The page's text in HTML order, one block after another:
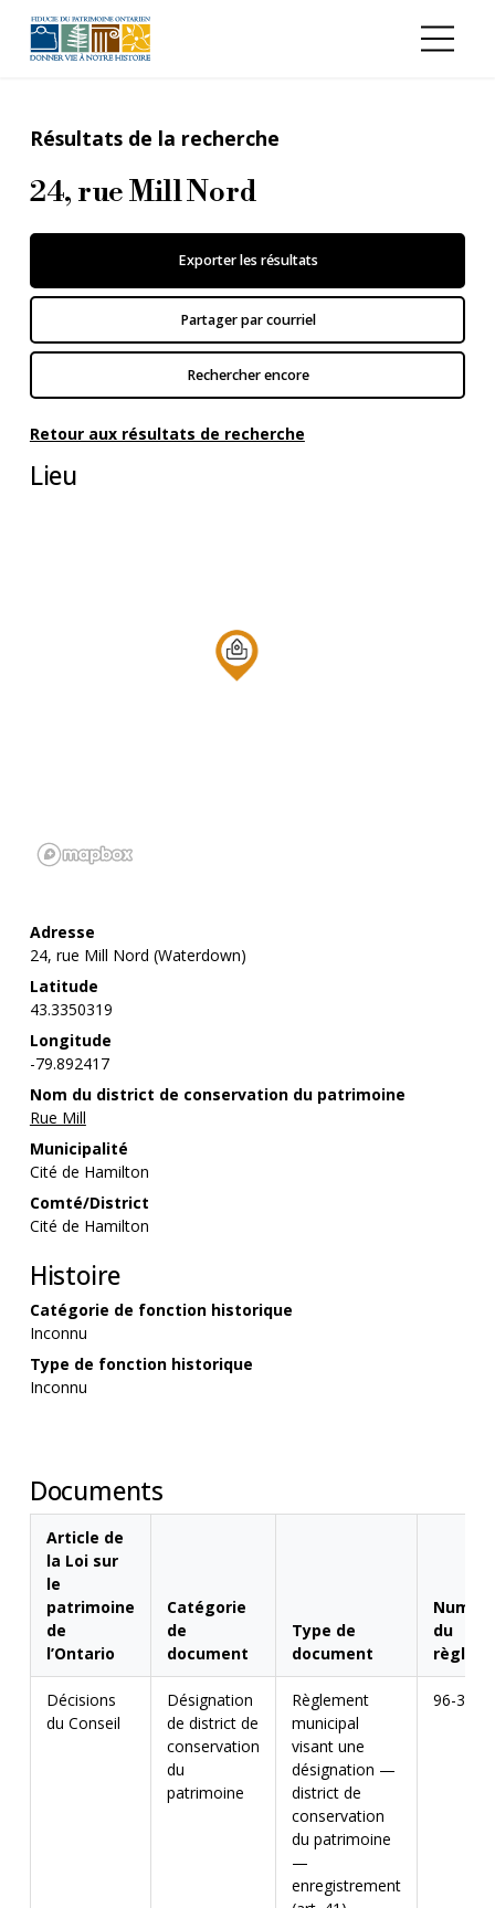
Résultats de la recherche
24, rue Mill Nord
Exporter les résultats
Partager par courriel
Rechercher encore
Retour aux résultats de recherche
Lieu
Adresse
24, rue Mill Nord (Waterdown)
Latitude
43.3350319
Longitude
-79.892417
Nom du district de conservation du patrimoine
Rue Mill
Municipalité
Cité de Hamilton
Comté/District
Cité de Hamilton
Histoire
Catégorie de fonction historique
Inconnu
Type de fonction historique
Inconnu
Documents
Article de
la Loi sur
le
patrimoine
de
l’Ontario
Catégorie
de
document
Type de
document
du
Décisions
du Conseil
Désignation
de district de
conservation
du
patrimoine
Règlement
municipal
visant une
désignation —
district de
conservation
du patrimoine
—
enregistrement
96-34-H